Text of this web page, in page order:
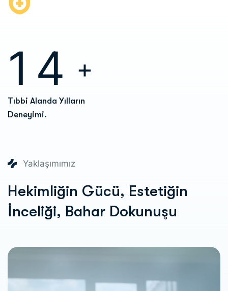
1 4 +
Tıbbi Alanda Yılların
Deneyimi.
Yaklaşımımız
Hekimliğin Gücü, Estetiğin
İnceliği, Bahar Dokunuşu